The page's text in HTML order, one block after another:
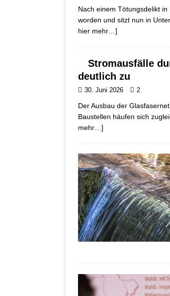
Nach einem Tötungsdelikt
worden und sitzt nun in
hier mehr…]
Stromausfälle
deutlich zu
30. Juni 2026 2
Der Ausbau der
Baustellen häufen sich
mehr…]